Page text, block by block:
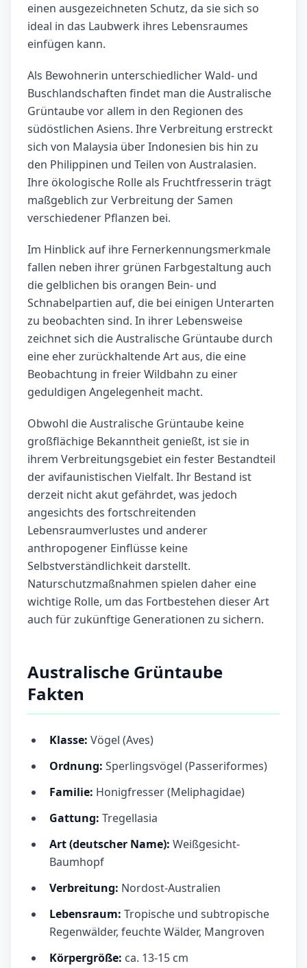
einen ausgezeichneten Schutz, da sie sich so
ideal in das Laubwerk ihres Lebensraumes
einfügen kann.
Als Bewohnerin unterschiedlicher Wald- und
Buschlandschaften findet man die Australische
Grüntaube vor allem in den Regionen des
südöstlichen Asiens. Ihre Verbreitung erstreckt
sich von Malaysia über Indonesien bis hin zu
den Philippinen und Teilen von Australasien.
Ihre ökologische Rolle als Fruchtfresserin trägt
maßgeblich zur Verbreitung der Samen
verschiedener Pflanzen bei.
Im Hinblick auf ihre Fernerkennungsmerkmale
fallen neben ihrer grünen Farbgestaltung auch
die gelblichen bis orangen Bein- und
Schnabelpartien auf, die bei einigen Unterarten
zu beobachten sind. In ihrer Lebensweise
zeichnet sich die Australische Grüntaube durch
eine eher zurückhaltende Art aus, die eine
Beobachtung in freier Wildbahn zu einer
geduldigen Angelegenheit macht.
Obwohl die Australische Grüntaube keine
großflächige Bekanntheit genießt, ist sie in
ihrem Verbreitungsgebiet ein fester Bestandteil
der avifaunistischen Vielfalt. Ihr Bestand ist
derzeit nicht akut gefährdet, was jedoch
angesichts des fortschreitenden
Lebensraumverlustes und anderer
anthropogener Einflüsse keine
Selbstverständlichkeit darstellt.
Naturschutzmaßnahmen spielen daher eine
wichtige Rolle, um das Fortbestehen dieser Art
auch für zukünftige Generationen zu sichern.
Australische Grüntaube
Fakten
Klasse: Vögel (Aves)
Ordnung: Sperlingsvögel (Passeriformes)
Familie: Honigfresser (Meliphagidae)
Gattung: Tregellasia
Art (deutscher Name): Weißgesicht-
Baumhopf
Verbreitung: Nordost-Australien
Lebensraum: Tropische und subtropische
Regenwälder, feuchte Wälder, Mangroven
Körpergröße: ca. 13-15 cm